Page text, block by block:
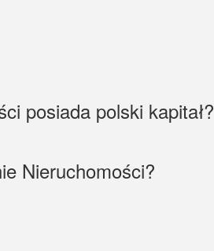
posiada polski kapitał?
Nieruchomości?